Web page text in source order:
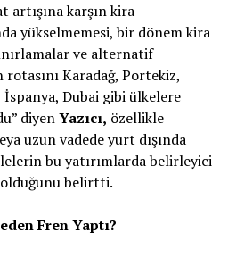
artışına karşın kira
yükselmemesi, bir dönem kira
ve alternatif
rotasını Karadağ, Portekiz,
Dubai gibi ülkelere
diyenYazıcı, özellikle
uzun vadede yurt dışında
bu yatırımlarda belirleyici
belirtti.
Fren Yaptı?